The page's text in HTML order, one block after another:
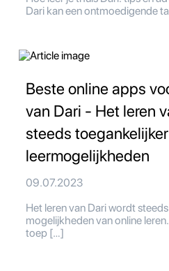
Dari kan een ontmoedigende
Beste online apps
van Dari - Het leren
steeds
leermogelijkheden
09.07.2023
Het leren van Dari wordt
mogelijkheden van online
toep […]